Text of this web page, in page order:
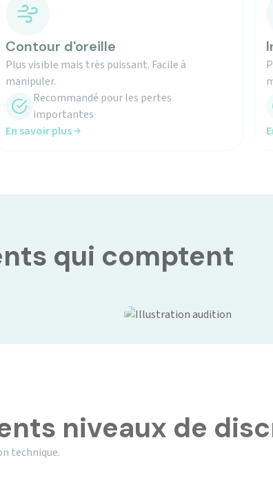
Plus visible mais très puissant. Facile à
manipuler.
Recommandé pour les pertes
importantes
En savoir plus
qui comptent
niveaux de
technique.